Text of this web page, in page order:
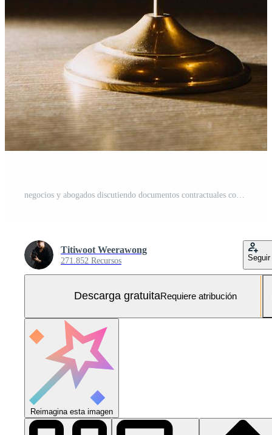
Titiwoot Weerawong
271.852 Recursos Seguir
Descarga gratuitaRequiere atribución
Reimagina esta imagen